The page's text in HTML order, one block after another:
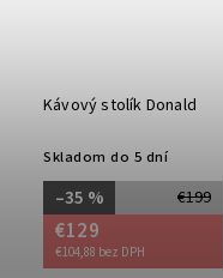
Kávový stolík Donald
Skladom do 5 dní
€199
–35 %
€129
€104,88 bez DPH